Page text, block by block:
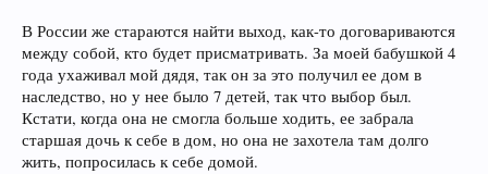
В России же стараются найти выход, как-то договариваются
между собой, кто будет присматривать. За моей бабушкой 4
года ухаживал мой дядя, так он за это получил ее дом в
наследство, но у нее было 7 детей, так что выбор был.
Кстати, когда она не смогла больше ходить, ее забрала
старшая дочь к себе в дом, но она не захотела там долго
жить, попросилась к себе домой.